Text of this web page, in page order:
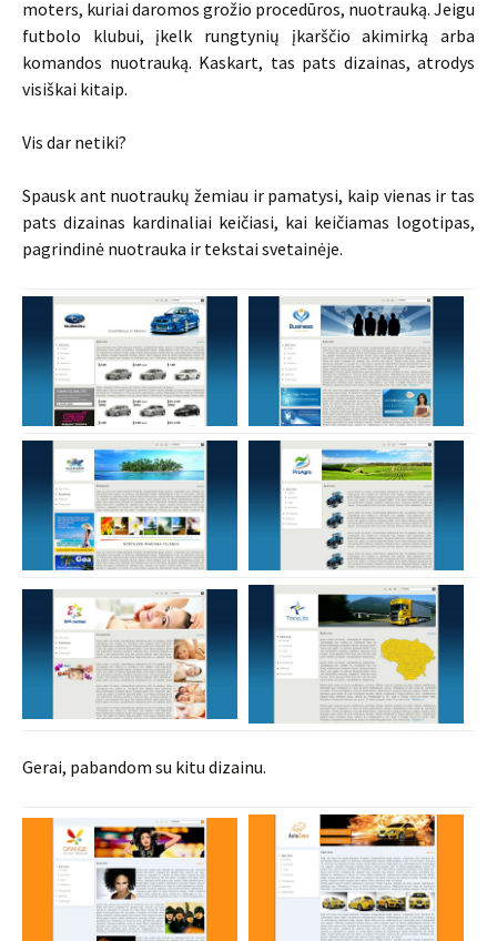
moters, kuriai daromos grožio procedūros, nuotrauką. Jeigu
futbolo klubui, įkelk rungtynių įkarščio akimirką arba
komandos nuotrauką. Kaskart, tas pats dizainas, atrodys
visiškai kitaip.
Vis dar netiki?
Spausk ant nuotraukų žemiau ir pamatysi, kaip vienas ir tas
pats dizainas kardinaliai keičiasi, kai keičiamas logotipas,
pagrindinė nuotrauka ir tekstai svetainėje.
Gerai, pabandom su kitu dizainu.